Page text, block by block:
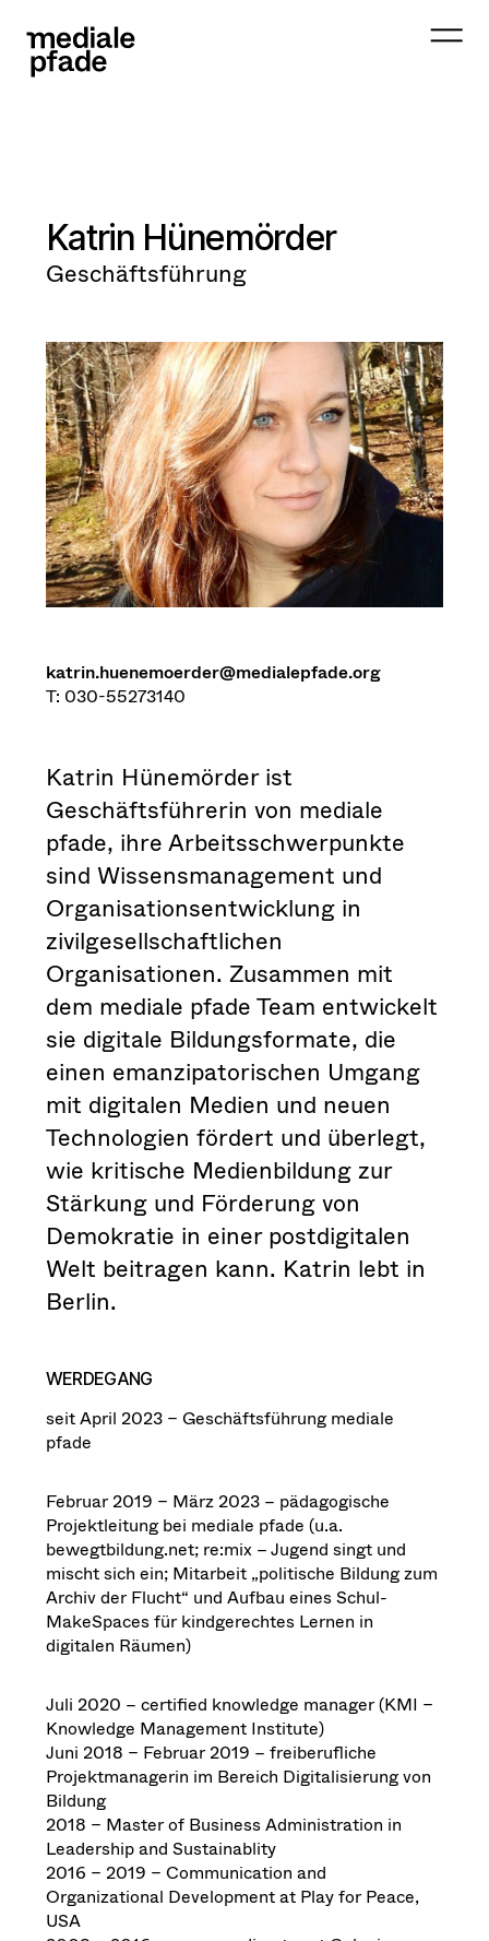
Katrin Hünemörder
Geschäftsführung
katrin.huenemoerder@medialepfade.org
T: 030-55273140
Katrin Hünemörder ist
Geschäftsführerin von mediale
pfade, ihre Arbeitsschwerpunkte
sind Wissensmanagement und
Organisationsentwicklung in
zivilgesellschaftlichen
Organisationen. Zusammen mit
dem mediale pfade Team entwickelt
sie digitale Bildungsformate, die
einen emanzipatorischen Umgang
mit digitalen Medien und neuen
Technologien fördert und überlegt,
wie kritische Medienbildung zur
Stärkung und Förderung von
Demokratie in einer postdigitalen
Welt beitragen kann. Katrin lebt in
Berlin.
WERDEGANG
seit April 2023 – Geschäftsführung mediale
pfade
Februar 2019 – März 2023 – pädagogische
Projektleitung bei mediale pfade (u.a.
bewegtbildung.net; re:mix – Jugend singt und
mischt sich ein; Mitarbeit „politische Bildung zum
Archiv der Flucht“ und Aufbau eines Schul-
MakeSpaces für kindgerechtes Lernen in
digitalen Räumen)
Juli 2020 – certified knowledge manager (KMI –
Knowledge Management Institute)
Juni 2018 – Februar 2019 – freiberufliche
Projektmanagerin im Bereich Digitalisierung von
Bildung
2018 – Master of Business Administration in
Leadership and Sustainablity
2016 – 2019 – Communication and
Organizational Development at Play for Peace,
USA